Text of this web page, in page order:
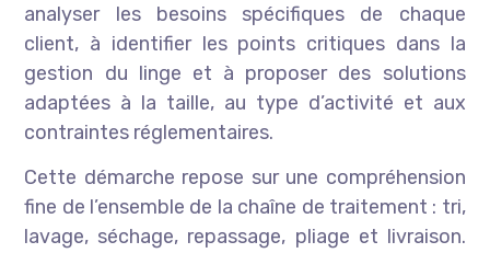
analyser les besoins spécifiques de chaque
client, à identifier les points critiques dans la
gestion du linge et à proposer des solutions
adaptées à la taille, au type d’activité et aux
contraintes réglementaires.
Cette démarche repose sur une compréhension
fine de l’ensemble de la chaîne de traitement : tri,
lavage, séchage, repassage, pliage et livraison.